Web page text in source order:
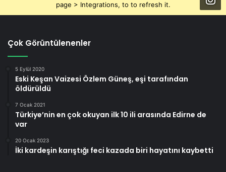
page > Integrations, to to refresh it.
Çok Görüntülenenler
5 Eylül 2020
Eski Keşan Vaizesi Özlem Güneş, eşi tarafından
öldürüldü
7 Ocak 2021
Türkiye’nin en çok okuyan ilk 10 ili arasında Edirne de
var
20 Ocak 2023
İki kardeşin karıştığı feci kazada biri hayatını kaybetti